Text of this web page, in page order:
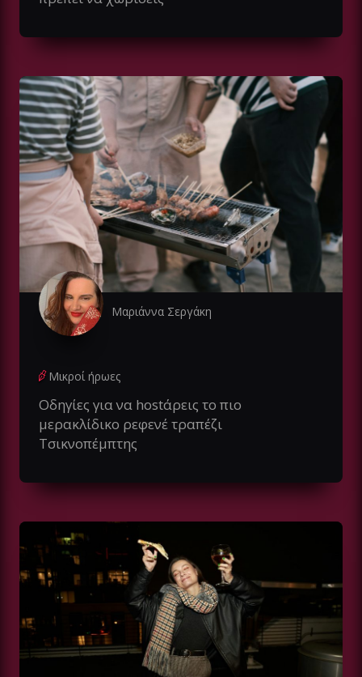
Μαριάννα Σεργάκη
Μικροί ήρωες
Οδηγίες για να hostάρεις το πιο
μερακλίδικο ρεφενέ τραπέζι
Τσικνοπέμπτης